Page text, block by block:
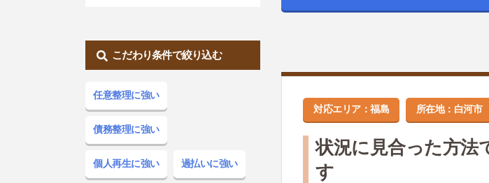
対応エリア：福島 所在地：白河市
状況に見合った方法
す
こだわり条件で絞り込む
任意整理に強い
債務整理に強い
個人再生に強い 過払いに強い